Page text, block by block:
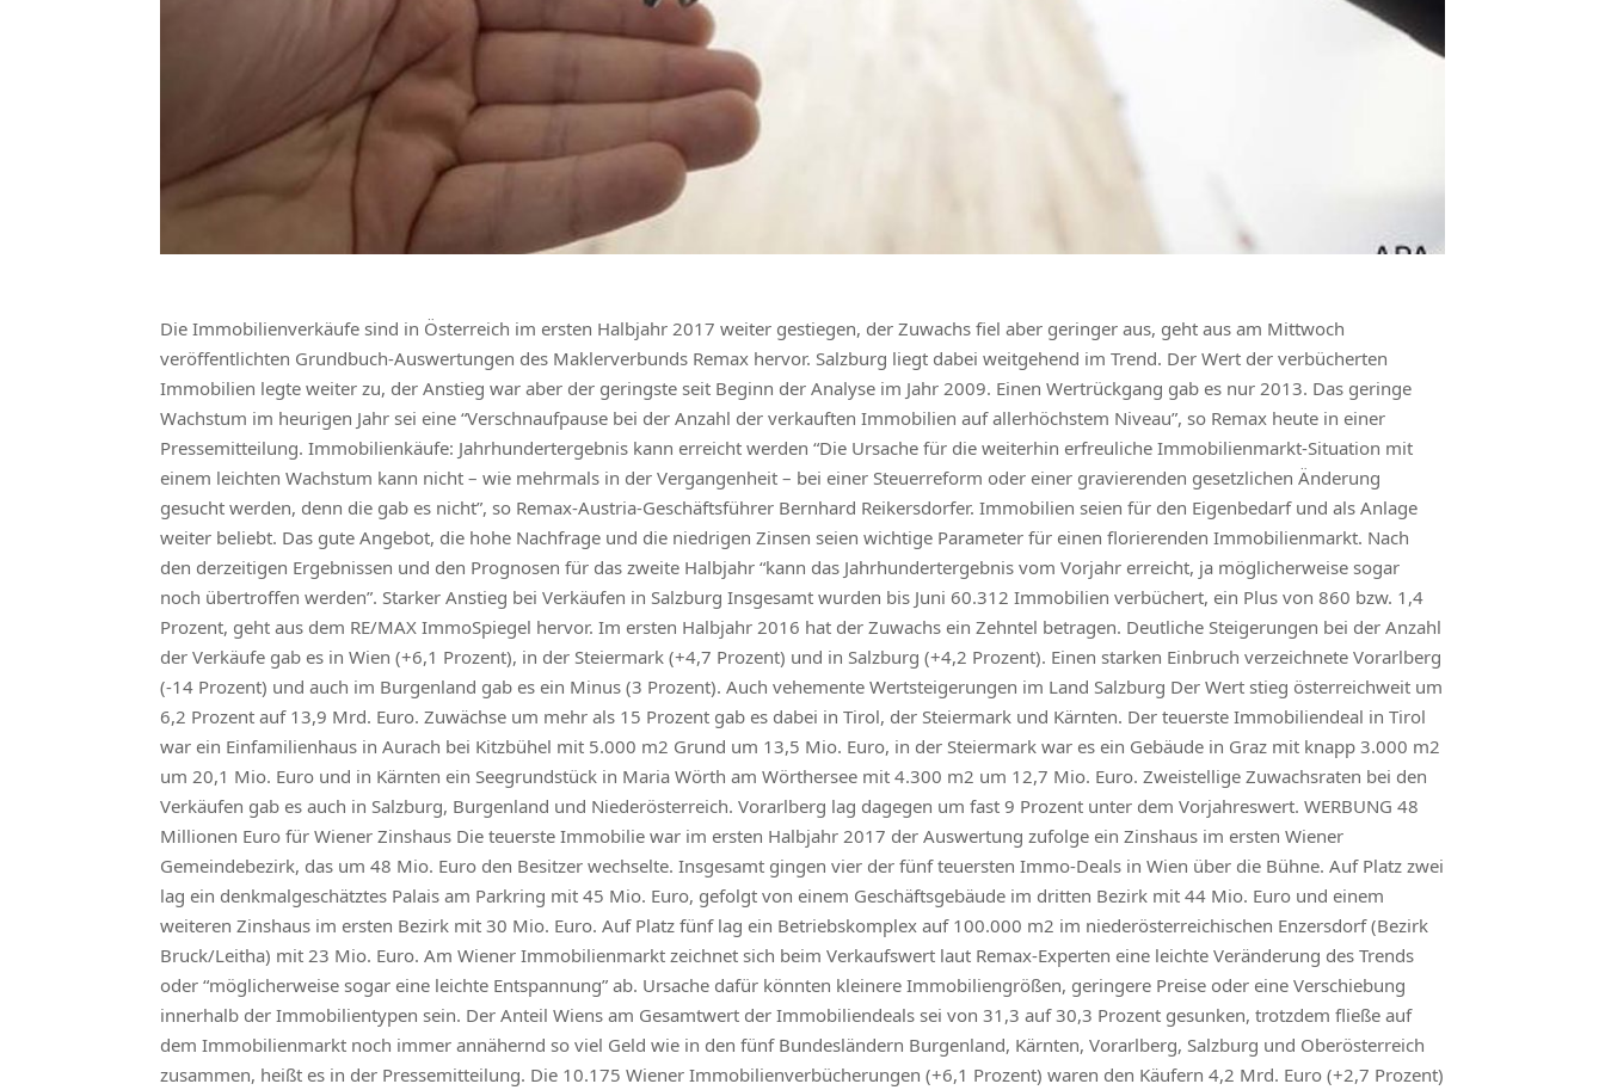
Die Immobilienverkäufe sind in Österreich im ersten Halbjahr 2017 weiter gestiegen, der Zuwachs fiel aber geringer aus, geht aus am Mittwoch
veröffentlichten Grundbuch-Auswertungen des Maklerverbunds Remax hervor. Salzburg liegt dabei weitgehend im Trend. Der Wert der verbücherten
Immobilien legte weiter zu, der Anstieg war aber der geringste seit Beginn der Analyse im Jahr 2009. Einen Wertrückgang gab es nur 2013. Das geringe
Wachstum im heurigen Jahr sei eine “Verschnaufpause bei der Anzahl der verkauften Immobilien auf allerhöchstem Niveau”, so Remax heute in einer
Pressemitteilung. Immobilienkäufe: Jahrhundertergebnis kann erreicht werden “Die Ursache für die weiterhin erfreuliche Immobilienmarkt-Situation mit
einem leichten Wachstum kann nicht – wie mehrmals in der Vergangenheit – bei einer Steuerreform oder einer gravierenden gesetzlichen Änderung
gesucht werden, denn die gab es nicht”, so Remax-Austria-Geschäftsführer Bernhard Reikersdorfer. Immobilien seien für den Eigenbedarf und als Anlage
weiter beliebt. Das gute Angebot, die hohe Nachfrage und die niedrigen Zinsen seien wichtige Parameter für einen florierenden Immobilienmarkt. Nach
den derzeitigen Ergebnissen und den Prognosen für das zweite Halbjahr “kann das Jahrhundertergebnis vom Vorjahr erreicht, ja möglicherweise sogar
noch übertroffen werden”. Starker Anstieg bei Verkäufen in Salzburg Insgesamt wurden bis Juni 60.312 Immobilien verbüchert, ein Plus von 860 bzw. 1,4
Prozent, geht aus dem RE/MAX ImmoSpiegel hervor. Im ersten Halbjahr 2016 hat der Zuwachs ein Zehntel betragen. Deutliche Steigerungen bei der Anzahl
der Verkäufe gab es in Wien (+6,1 Prozent), in der Steiermark (+4,7 Prozent) und in Salzburg (+4,2 Prozent). Einen starken Einbruch verzeichnete Vorarlberg
(-14 Prozent) und auch im Burgenland gab es ein Minus (3 Prozent). Auch vehemente Wertsteigerungen im Land Salzburg Der Wert stieg österreichweit um
6,2 Prozent auf 13,9 Mrd. Euro. Zuwächse um mehr als 15 Prozent gab es dabei in Tirol, der Steiermark und Kärnten. Der teuerste Immobiliendeal in Tirol
war ein Einfamilienhaus in Aurach bei Kitzbühel mit 5.000 m2 Grund um 13,5 Mio. Euro, in der Steiermark war es ein Gebäude in Graz mit knapp 3.000 m2
um 20,1 Mio. Euro und in Kärnten ein Seegrundstück in Maria Wörth am Wörthersee mit 4.300 m2 um 12,7 Mio. Euro. Zweistellige Zuwachsraten bei den
Verkäufen gab es auch in Salzburg, Burgenland und Niederösterreich. Vorarlberg lag dagegen um fast 9 Prozent unter dem Vorjahreswert. WERBUNG 48
Millionen Euro für Wiener Zinshaus Die teuerste Immobilie war im ersten Halbjahr 2017 der Auswertung zufolge ein Zinshaus im ersten Wiener
Gemeindebezirk, das um 48 Mio. Euro den Besitzer wechselte. Insgesamt gingen vier der fünf teuersten Immo-Deals in Wien über die Bühne. Auf Platz zwei
lag ein denkmalgeschätztes Palais am Parkring mit 45 Mio. Euro, gefolgt von einem Geschäftsgebäude im dritten Bezirk mit 44 Mio. Euro und einem
weiteren Zinshaus im ersten Bezirk mit 30 Mio. Euro. Auf Platz fünf lag ein Betriebskomplex auf 100.000 m2 im niederösterreichischen Enzersdorf (Bezirk
Bruck/Leitha) mit 23 Mio. Euro. Am Wiener Immobilienmarkt zeichnet sich beim Verkaufswert laut Remax-Experten eine leichte Veränderung des Trends
oder “möglicherweise sogar eine leichte Entspannung” ab. Ursache dafür könnten kleinere Immobiliengrößen, geringere Preise oder eine Verschiebung
innerhalb der Immobilientypen sein. Der Anteil Wiens am Gesamtwert der Immobiliendeals sei von 31,3 auf 30,3 Prozent gesunken, trotzdem fließe auf
dem Immobilienmarkt noch immer annähernd so viel Geld wie in den fünf Bundesländern Burgenland, Kärnten, Vorarlberg, Salzburg und Oberösterreich
zusammen, heißt es in der Pressemitteilung. Die 10.175 Wiener Immobilienverbücherungen (+6,1 Prozent) waren den Käufern 4,2 Mrd. Euro (+2,7 Prozent)